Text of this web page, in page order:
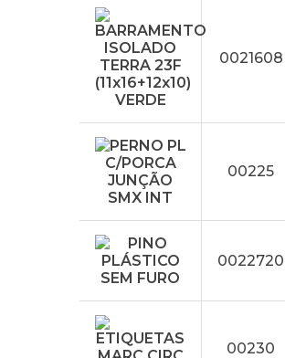
0021608
00225
0022720
00230